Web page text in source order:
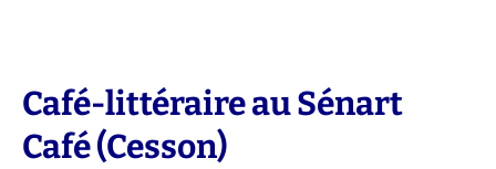
Café-littéraire au Sénart
Café (Cesson)